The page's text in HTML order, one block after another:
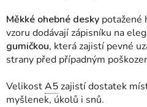
Měkké ohebné desky potažené
vzoru dodávají zápisníku na
gumičkou, která zajistí pevné
strany před případným
VelikostA5zajistí dostatek
myšlenek, úkolů i snů.